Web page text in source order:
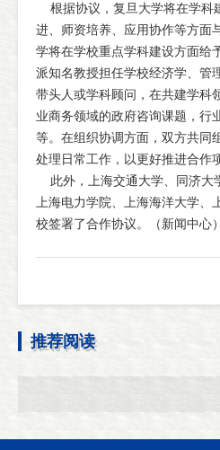
根据协议，复旦大学将在学科
进、师资培养、应用协作等方面
学将在学校重点学科建设方面给
派知名教授担任学校经济学、管
带头人或学科顾问，在共建学科
业商务领域的政府咨询课题，行
等。在组织协调方面，双方共同
处理日常工作，以更好推进合作
此外，上海交通大学、同济大
上海电力学院、上海海洋大学
校签署了合作协议。（新闻中心）
推荐阅读